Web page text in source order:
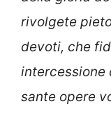
rivolgete
devoti, che
intercessione
sante opere